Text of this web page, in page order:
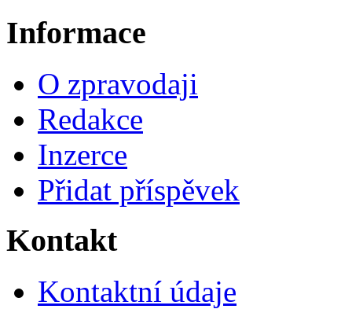
Informace
O zpravodaji
Redakce
Inzerce
Přidat příspěvek
Kontakt
Kontaktní údaje